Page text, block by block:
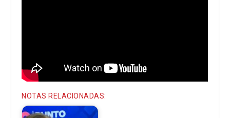
NOTAS RELACIONADAS: